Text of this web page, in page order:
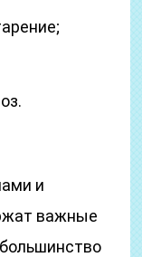
и
важные